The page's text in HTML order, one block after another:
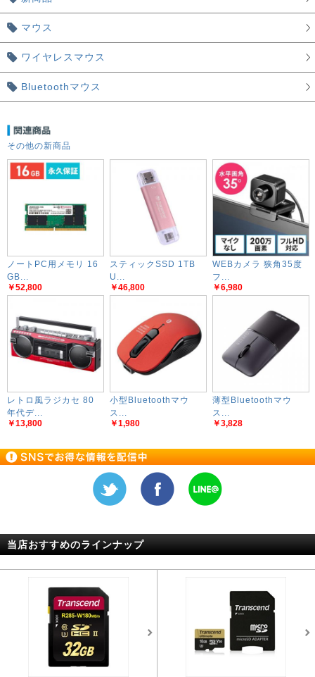
マウス
ワイヤレスマウス
Bluetoothマウス
その他の新商品
ノートPC用メモリ 16
GB...
￥52,800
スティックSSD 1TB
U...
￥46,800
WEBカメラ 狭角35度
フ...
￥6,980
レトロ風ラジカセ 80
年代デ...
￥13,800
小型Bluetoothマウ
ス...
￥1,980
薄型Bluetoothマウ
ス...
￥3,828
当店おすすめのラインナップ